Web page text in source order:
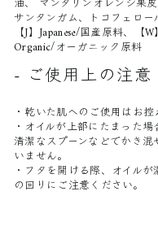
サンタンガム、トコフェロー
【J】Japanese/国産原料、
Organic/オーガニック原料
- ご使用上の注意
・乾いた肌へのご使用はお控
・オイルが上部にたまった
清潔なスプーンなどでかき
いません。
・フタを開ける際、オイル
の回りにご注意ください。